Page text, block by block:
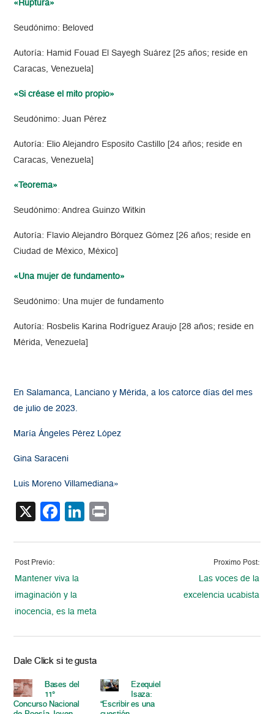
«Ruptura»
Seudónimo: Beloved
Autoría: Hamid Fouad El Sayegh Suárez [25 años; reside en
Caracas, Venezuela]
«Si créase el mito propio»
Seudónimo: Juan Pérez
Autoría: Elio Alejandro Esposito Castillo [24 años; reside en
Caracas, Venezuela]
«Teorema»
Seudónimo: Andrea Guinzo Witkin
Autoría: Flavio Alejandro Bórquez Gómez [26 años; reside en
Ciudad de México, México]
«Una mujer de fundamento»
Seudónimo: Una mujer de fundamento
Autoría: Rosbelis Karina Rodríguez Araujo [28 años; reside en
Mérida, Venezuela]
En Salamanca, Lanciano y Mérida, a los catorce días del mes
de julio de 2023.
María Ángeles Pérez López
Gina Saraceni
Luis Moreno Villamediana»
X Facebook
LinkedIn
Post Previo:
Mantener viva la
imaginación y la
inocencia, es la meta
Proximo Post:
Las voces de la
excelencia ucabista
Dale Click si te gusta
Bases del
11°
Concurso Nacional
Ezequiel
Isaza:
“Escribir es una